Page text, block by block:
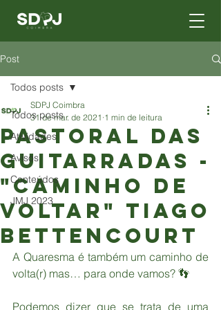
Post
Todos posts
Atividades
Avisos
Conteúdos
JMJ 2023
Todos posts
Pastoral das
Guitarradas -
"Caminho de
Voltar" Tiago
Bettencourt
SDPJ Coimbra
31 de mar. de 2021 1 min de leitura
A Quaresma é também um caminho de
volta(r) mas… para onde vamos? 👣
Podemos dizer que se trata de uma